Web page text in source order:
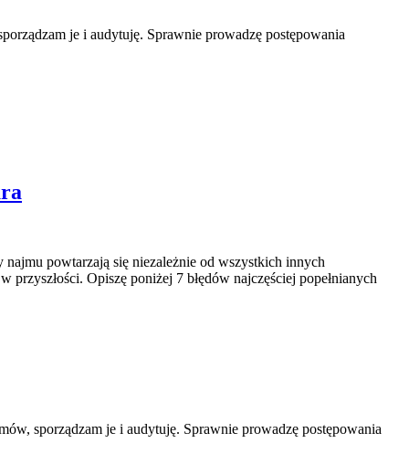
je i audytuję. Sprawnie prowadzę postępowania
powtarzają się niezależnie od wszystkich innych
Opiszę poniżej 7 błędów najczęściej popełnianych
sporządzam je i audytuję. Sprawnie prowadzę postępowania